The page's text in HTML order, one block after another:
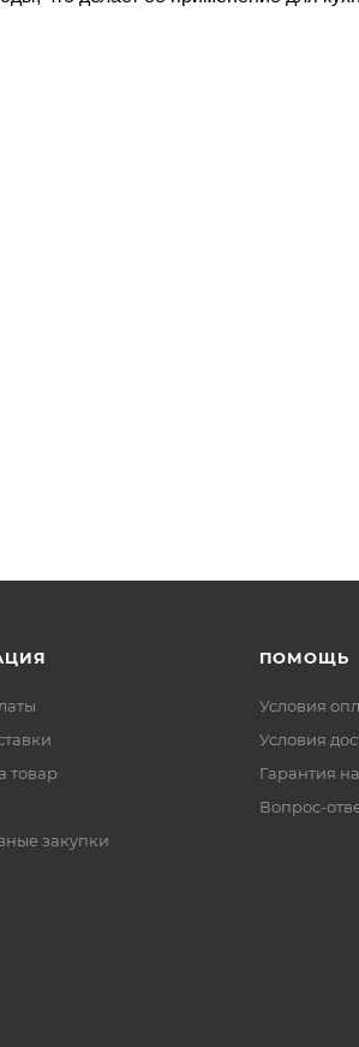
товар
закупки
ПОМОЩЬ
Условия
Условия
Гарантия
Вопрос-